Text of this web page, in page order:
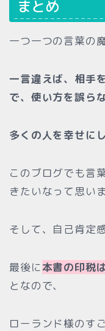
まとめ
一つ一つの言葉の
一言違えば、相手
で、使い方を誤ら
多くの人を幸せに
このブログでも言
きたいなって思い
そして、自己肯定
最後に本書の印税
となので、
ローランド様のす